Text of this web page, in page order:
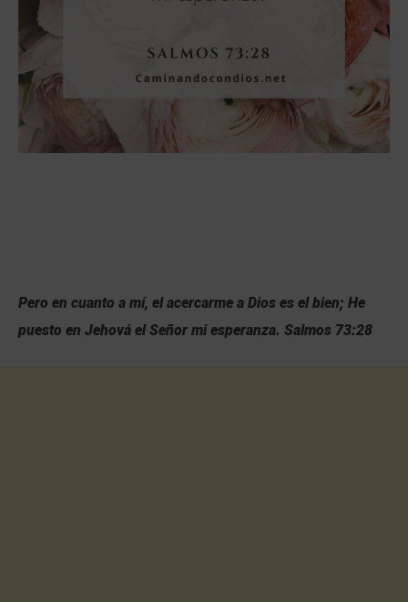
Pero en cuanto a mí, el acercarme a Dios es el bien; He
puesto en Jehová el Señor mi esperanza. Salmos 73:28